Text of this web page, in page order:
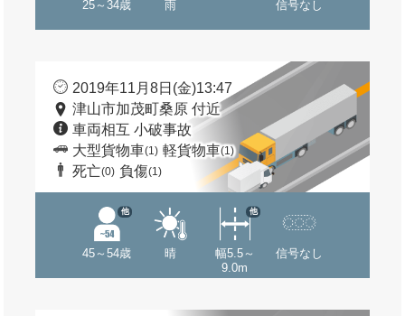
25～34歳 雨 信号なし
2019年11月8日(金)13:47
津山市加茂町桑原 付近
車両相互 小破事故
大型貨物車(1) 軽貨物車(1)
死亡(0) 負傷(1)
45～54歳
他
晴
幅5.5～
9.0m
他
信号なし